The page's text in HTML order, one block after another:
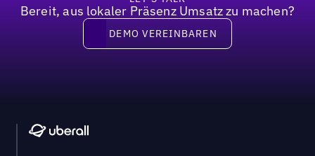
Bereit, aus lokaler Präsenz Umsatz zu machen?
Demo vereinbaren
DEMO VEREINBAREN